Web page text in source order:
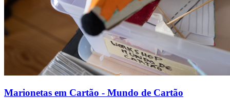
Marionetas em Cartão - Mundo de Cartão